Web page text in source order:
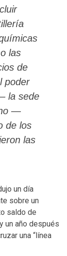
las
de
poder
la sede
—
de los
las
un día
sobre un
saldo de
un año después
una “línea